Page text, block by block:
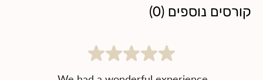
קורסים נוספים (
0
)